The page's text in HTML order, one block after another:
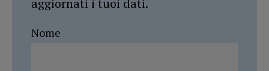
aggiornati i tuoi dati.
Nome